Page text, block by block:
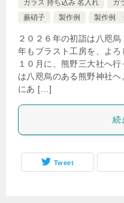
ガラス 持ち込み 名入れ
ガ
蕨硝子
製作例 製作例
２０２６年の初詣は八咫
年もブラスト工房を、よ
１０月に、熊野三大社へ
は八咫烏のある熊野神社
にあ […]
続
Tweet